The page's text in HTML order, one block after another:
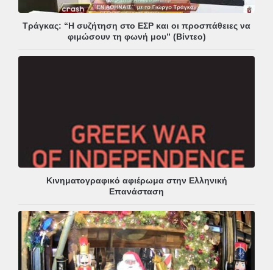
Τράγκας: “Η συζήτηση στο ΕΣΡ και οι προσπάθειες να
φιμώσουν τη φωνή μου” (Βίντεο)
Κινηματογραφικό αφιέρωμα στην Ελληνική
Επανάσταση